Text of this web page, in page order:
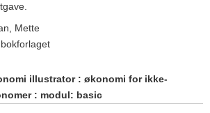
Mette
illustrator : økonomi for ikke-
: modul: basic